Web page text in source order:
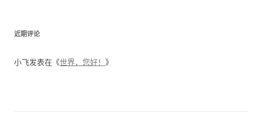
近期评论
小飞发表在《世界，您好！ 》